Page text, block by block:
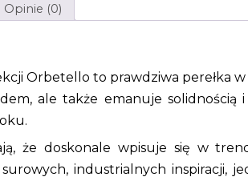
Opinie (0)
Orbetello to prawdziwa perełka
ale także emanuje
że doskonale wpisuje się w
industrialnych inspiracji,